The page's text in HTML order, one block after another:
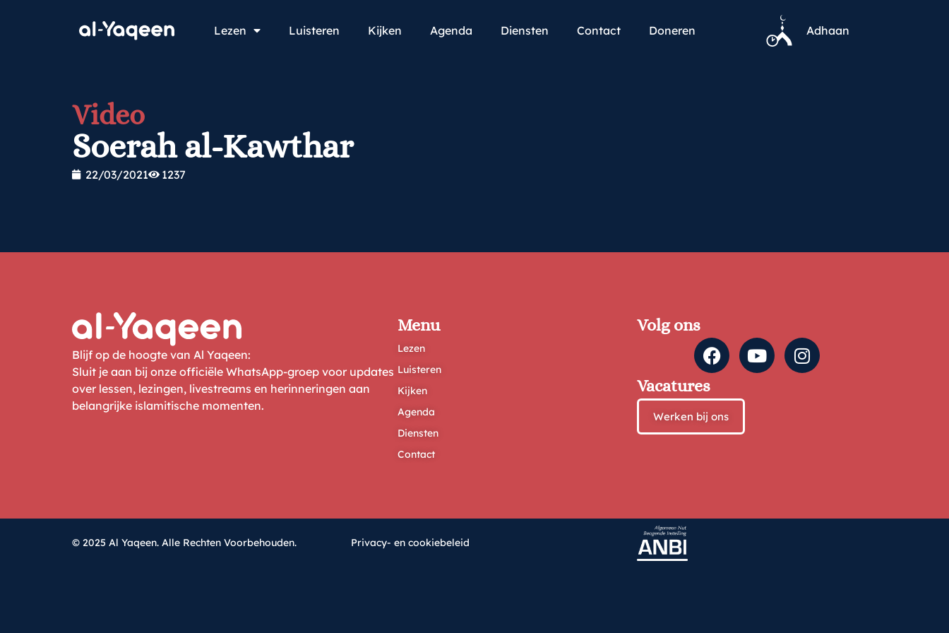
Lezen Luisteren Kijken Agenda Diensten Contact Doneren Adhaan
Video
Soerah al-Kawthar
22/03/2021 1237
Blijf op de hoogte van Al Yaqeen:
Sluit je aan bij onze officiële WhatsApp-groep voor updates
over lessen, lezingen, livestreams en herinneringen aan
belangrijke islamitische momenten.
Menu
Lezen
Luisteren
Kijken
Agenda
Diensten
Contact
Volg ons
Vacatures
Werken bij ons
© 2025 Al Yaqeen. Alle Rechten Voorbehouden. Privacy- en cookiebeleid